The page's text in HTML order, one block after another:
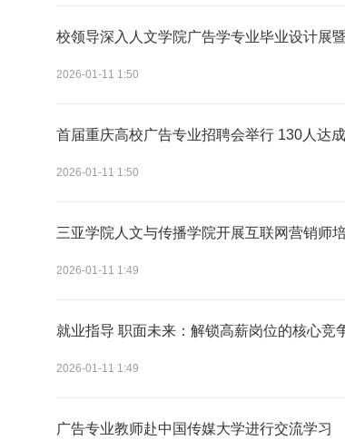
校领导深入人文学院广告学专业毕业设计展
2026-01-11 1:50
首届重庆高校广告专业招聘会举行 130人达
2026-01-11 1:50
三亚学院人文与传播学院开展互联网营销师
2026-01-11 1:49
就业指导 职面未来：解锁高薪岗位的核心竞
2026-01-11 1:49
广告专业教师赴中国传媒大学进行交流学习